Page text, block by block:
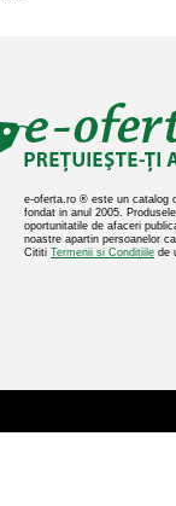
e-oferta.ro ® este un catalog
fondat in anul 2005.
oportunitatile de afaceri
noastre apartin persoanelor
Cititi Termenii si Conditiile de